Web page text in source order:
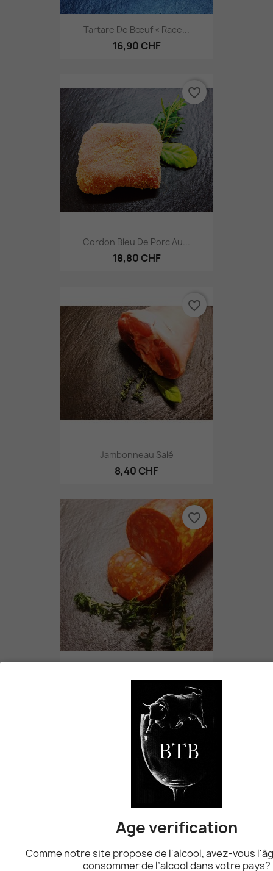
Tartare De Bœuf « Race...
16,90 CHF
Cordon Bleu De Porc Au...
18,80 CHF
favorite_border
Jambonneau Salé
8,40 CHF
favorite_border
5,40 CHF
favorite_border
Coquelet
10,90 CHF
favorite_border
Age verification
Comme notre site propose de l'alcool, avez-vous
consommer de l’alcool dans votre pays?